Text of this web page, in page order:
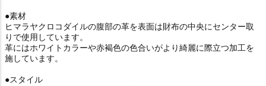
●素材
ヒマラヤクロコダイルの腹部の革を表面は財布の中央にセンター取
りで使用しています。
革にはホワイトカラーや赤褐色の色合いがより綺麗に際立つ加工を
施しています。
●スタイル